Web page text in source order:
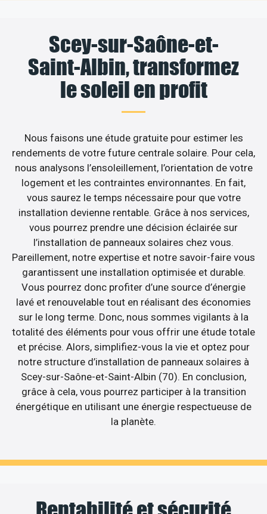
Scey-sur-Saône-et-
Saint-Albin, transformez
le soleil en profit
Nous faisons une étude gratuite pour estimer les
rendements de votre future centrale solaire. Pour cela,
nous analysons l’ensoleillement, l’orientation de votre
logement et les contraintes environnantes. En fait,
vous saurez le temps nécessaire pour que votre
installation devienne rentable. Grâce à nos services,
vous pourrez prendre une décision éclairée sur
l’installation de panneaux solaires chez vous.
Pareillement, notre expertise et notre savoir-faire vous
garantissent une installation optimisée et durable.
Vous pourrez donc profiter d’une source d’énergie
lavé et renouvelable tout en réalisant des économies
sur le long terme. Donc, nous sommes vigilants à la
totalité des éléments pour vous offrir une étude totale
et précise. Alors, simplifiez-vous la vie et optez pour
notre structure d’installation de panneaux solaires à
Scey-sur-Saône-et-Saint-Albin (70). En conclusion,
grâce à cela, vous pourrez participer à la transition
énergétique en utilisant une énergie respectueuse de
la planète.